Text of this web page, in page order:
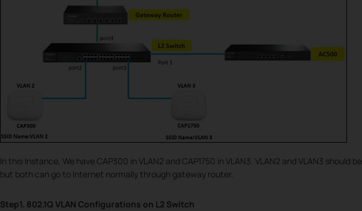
In this Instance, We have CAP300 in VLAN2 and CAP1750 in VLAN3. VLAN2 and VLAN3 should
but both can go to Internet normally through gateway router.
Step1. 802.1Q VLAN Configurations on L2 Switch